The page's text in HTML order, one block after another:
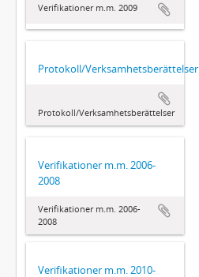
Verifikationer m.m. 2009
Protokoll/Verksamhetsberättelser
Protokoll/Verksamhetsberättelser
Verifikationer m.m. 2006-
2008
Verifikationer m.m. 2006-
2008
Verifikationer m.m. 2010-